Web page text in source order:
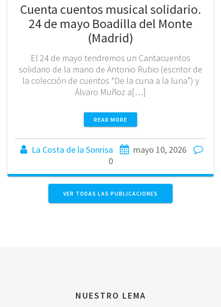
Cuenta cuentos musical solidario.
24 de mayo Boadilla del Monte
(Madrid)
El 24 de mayo tendremos un Cantacuentos
solidario de la mano de Antonio Rubio (escritor de
la colección de cuentos “De la cuna a la luna”) y
Álvaro Muñoz a[…]
READ MORE
La Costa de la Sonrisa
mayo 10, 2026
0
VER TODAS LAS PUBLICACIONES
NUESTRO LEMA